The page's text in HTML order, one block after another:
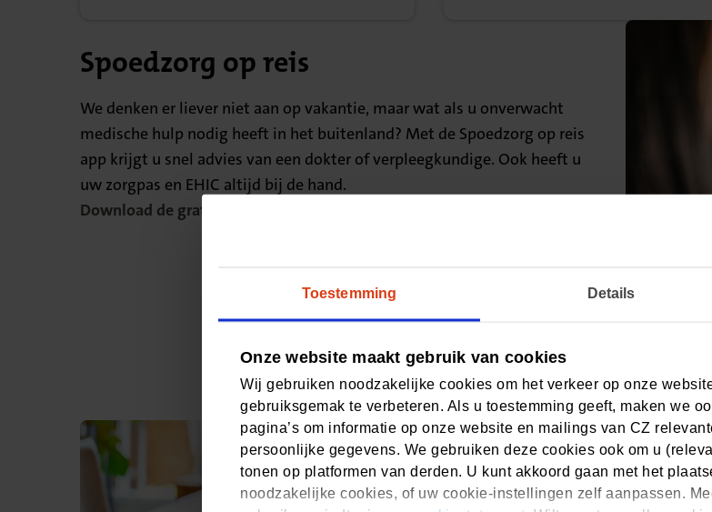
Toestemming Details
Onze website maakt gebruik van cookies
Wij gebruiken noodzakelijke cookies om het verkeer op onze
gebruiksgemak te verbeteren. Als u toestemming geeft, maken we
pagina’s om informatie op onze website en mailings van CZ
persoonlijke gegevens. We gebruiken deze cookies ook om u
tonen op platformen van derden. U kunt akkoord gaan met het
noodzakelijke cookies, of uw cookie-instellingen zelf aanpassen.
Spoedzorg op reis
We denken er liever niet aan op vakantie, maar wat als u onverwacht
medische hulp nodig heeft in het buitenland? Met de Spoedzorg op reis
app krijgt u snel advies van een dokter of verpleegkundige. Ook heeft u
uw zorgpas en EHIC altijd bij de hand.
Download de gratis app
Regel